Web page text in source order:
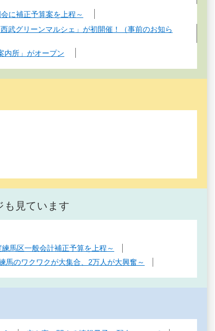
に補正予算案を上程～
武グリーンマルシェ」が初開催！（事前のお知ら
内所」がオープン
も見ています
馬区一般会計補正予算を上程～
馬のワクワクが大集合、2万人が大興奮～